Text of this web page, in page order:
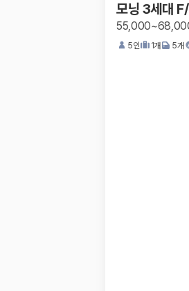
모닝 3세대
5인 1개 5개